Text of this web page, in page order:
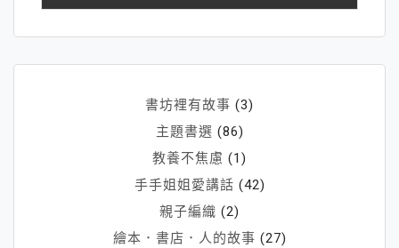
書坊裡有故事 (3)
主題書選 (86)
教養不焦慮 (1)
手手姐姐愛講話 (42)
親子編織 (2)
繪本．書店．人的故事 (27)